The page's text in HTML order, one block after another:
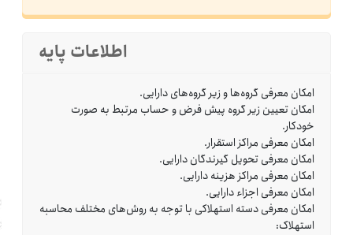
اطلاعات پایه
امکان معرفی گروه‌ها و زیر گروه‌های دارایی.
امکان تعیین زیر گروه پیش فرض و حساب مرتبط به صورت
خودکار.
امکان معرفی مراکز استقرار.
امکان معرفی تحویل گیرندگان دارایی.
امکان معرفی مراکز هزینه دارایی.
امکان معرفی اجزاء دارایی.
امکان معرفی دسته استهلاکی با توجه به روش‌های مختلف محاسبه
استهلاک: